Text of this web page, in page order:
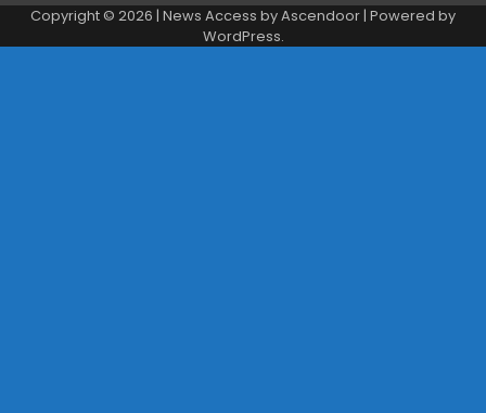
Copyright © 2026 | News Access byAscendoor| Powered by
WordPress.